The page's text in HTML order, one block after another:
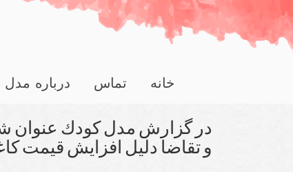
خانه تماس درباره
در گزارش مدل كودك عنوان
و تقاضا دلیل افزایش قیمت